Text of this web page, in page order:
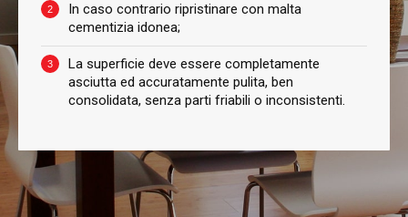
In caso contrario ripristinare con malta
cementizia idonea;
La superficie deve essere completamente
asciutta ed accuratamente pulita, ben
consolidata, senza parti friabili o inconsistenti.